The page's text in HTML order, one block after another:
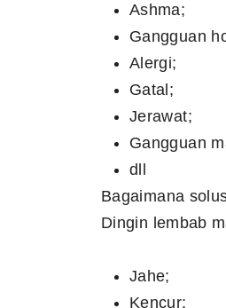
Ashma;
Gangguan
Alergi;
Gatal;
Jerawat;
Gangguan
dll
Bagaimana
Dingin lembab
Jahe;
Kencur;